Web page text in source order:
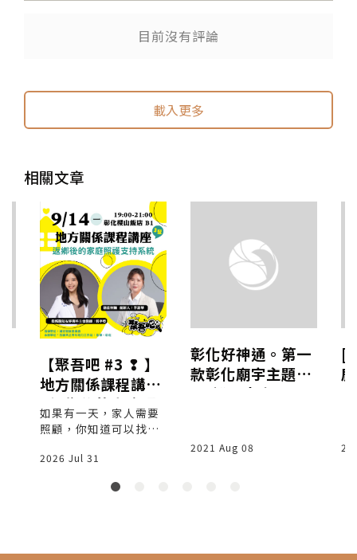
目前沒有評論
載入更多
相關文章
【聚吾吧 #3 ❢ 】
地方關係課程講座
- 返鄉後的家庭照
護支持系統 - 9/14
如果有一天，家人需要
照顧，你知道可以找誰
家鄉生活，也可能開始
這次《聚吾吧》，邀請
庭照顧的真實故事， 一
2026 Jul 31
彰化好神通。第一
款彰化廟宇主題LI
NE機器人來囉！
2021 Aug 08